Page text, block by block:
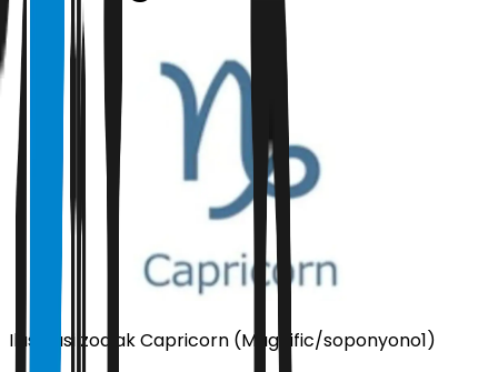
Ilustrasi zodiak Capricorn (Magnific/soponyono1)